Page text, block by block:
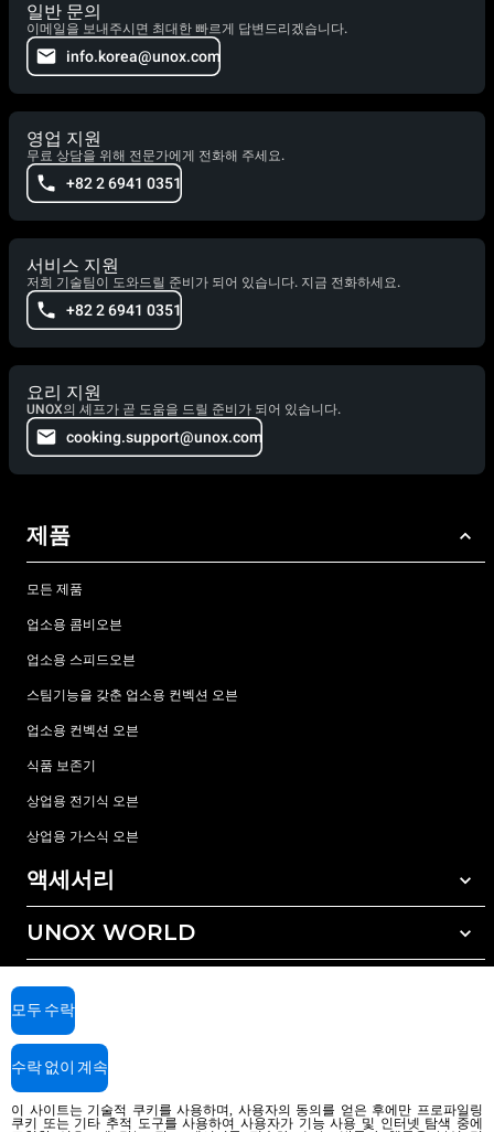
일반 문의
이메일을 보내주시면 최대한 빠르게 답변드리겠습니다.
info.korea@unox.com
영업 지원
무료 상담을 위해 전문가에게 전화해 주세요.
+82 2 6941 0351
서비스 지원
저희 기술팀이 도와드릴 준비가 되어 있습니다. 지금 전화하세요.
+82 2 6941 0351
요리 지원
UNOX의 셰프가 곧 도움을 드릴 준비가 되어 있습니다.
cooking.support@unox.com
제품
모든 제품
업소용 콤비오븐
업소용 스피드오븐
스팀기능을 갖춘 업소용 컨벡션 오븐
업소용 컨벡션 오븐
식품 보존기
상업용 전기식 오븐
상업용 가스식 오븐
액세서리
모든 액세서리
자동세척 세정제
수동세척 세정제
수질 관리를 위한 레진(수지) 필터
역삼투압 수처리 방식
UNOX WORLD
전세계 지사
서비스
우녹스 보증
딜러 찾기
서비스 센터 찾기
AI Content Disclaimer
Privacy policy Cookie policy
이 사이트는 기술적 쿠키를 사용하며, 사용자의 동의를 얻은 후에만 프로파일링
쿠키 또는 기타 추적 도구를 사용하여 사용자가 기능 사용 및 인터넷 탐색 중에
모두 수락
수락 없이 계속